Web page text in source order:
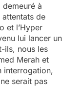
à
attentats de
et l’Hyper
lui lancer un
ils, nous les
Merah et
interrogation,
serait pas